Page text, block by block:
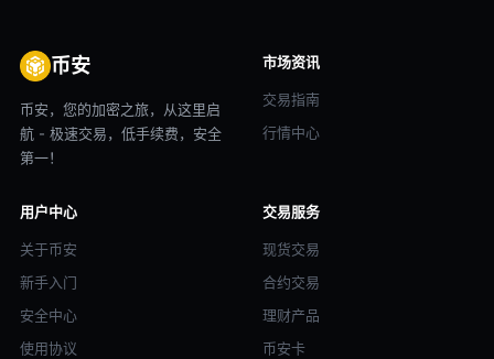
币安
币安，您的加密之旅，从这里启
航 - 极速交易，低手续费，安全
第一！
市场资讯
交易指南
行情中心
用户中心
关于币安
新手入门
安全中心
使用协议
交易服务
现货交易
合约交易
理财产品
币安卡